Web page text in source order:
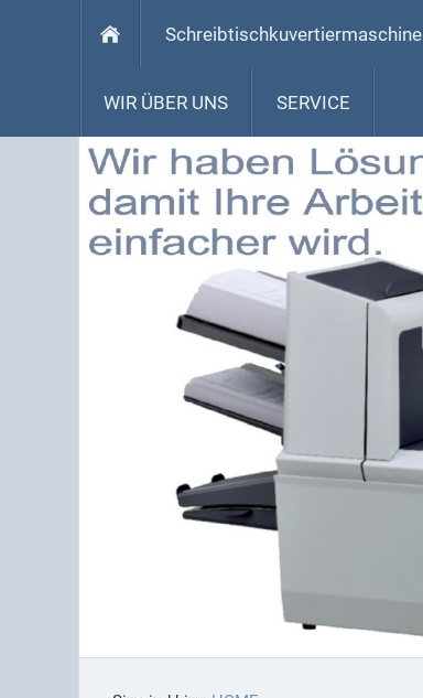
Schreibtischkuvertiermaschine
WIR ÜBER UNS SERVICE